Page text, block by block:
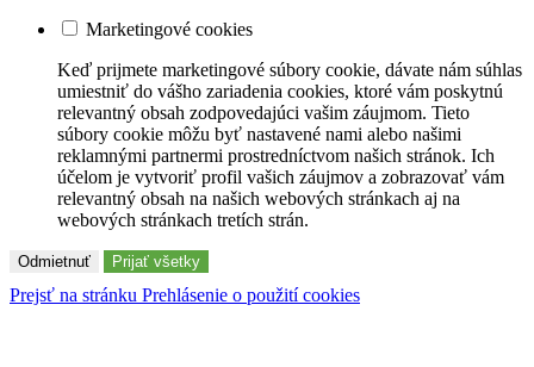
Marketingové cookies
Keď prijmete marketingové súbory cookie, dávate nám súhlas
umiestniť do vášho zariadenia cookies, ktoré vám poskytnú
relevantný obsah zodpovedajúci vašim záujmom. Tieto
súbory cookie môžu byť nastavené nami alebo našimi
reklamnými partnermi prostredníctvom našich stránok. Ich
účelom je vytvoriť profil vašich záujmov a zobrazovať vám
relevantný obsah na našich webových stránkach aj na
webových stránkach tretích strán.
Odmietnuť Prijať všetky
Prejsť na stránku Prehlásenie o použití cookies